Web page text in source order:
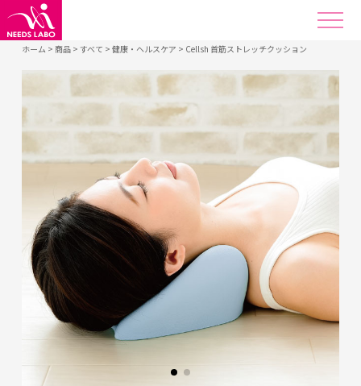
ホーム > 商品> すべて > 健康・ヘルスケア > Cellsh 首筋ストレッチクッション